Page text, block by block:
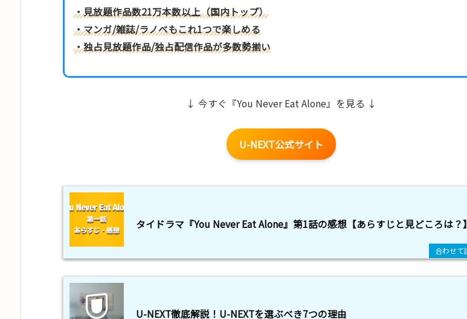
・見放題作品数21万本数以上（国内トップ）
・マンガ/雑誌/ラノベもこれ1つで楽しめる
・独占見放題作品/独占配信作品が多数勢揃い
↓ 今すぐ『You Never Eat Alone』を見る ↓
U-NEXT公式サイト
タイドラマ『You Never Eat Alone』第1話の感想【あらすじと見どころは？】
U-NEXT徹底解説！U-NEXTを選ぶべき7つの理由